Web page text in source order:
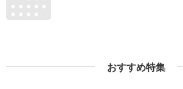
おすすめ特集